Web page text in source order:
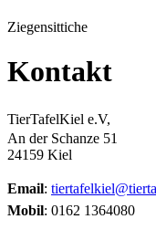
Ziegensittiche
Kontakt
TierTafelKiel e.V,
An der Schanze 51
24159 Kiel
Email:
Mobil: 0162 1364080